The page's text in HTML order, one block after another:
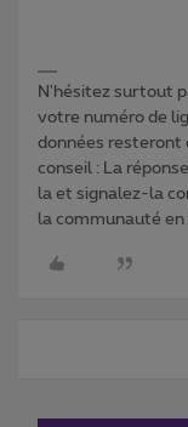
N'hésitez surtout
votre numéro de
données resteront
conseil : La
la et signalez-la
la communauté